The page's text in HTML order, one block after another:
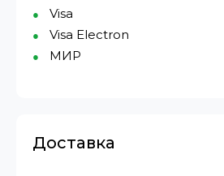
Visa
Visa Electron
МИР⁠
Доставка